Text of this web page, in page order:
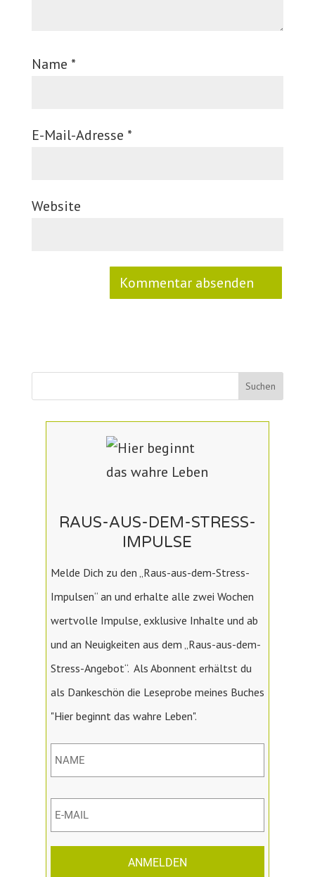
Name *
E-Mail-Adresse *
Website
RAUS-AUS-DEM-STRESS-
IMPULSE
Melde Dich zu den „Raus-aus-dem-Stress-
Impulsen“ an und erhalte alle zwei Wochen
wertvolle Impulse, exklusive Inhalte und ab
und an Neuigkeiten aus dem „Raus-aus-dem-
Stress-Angebot“. Als Abonnent erhältst du
als Dankeschön die Leseprobe meines Buches
"Hier beginnt das wahre Leben".
ANMELDEN